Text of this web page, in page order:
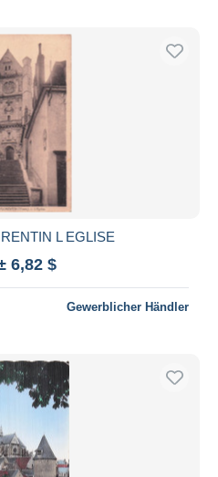
L EGLISE
6,82 $
Gewerblicher Händler